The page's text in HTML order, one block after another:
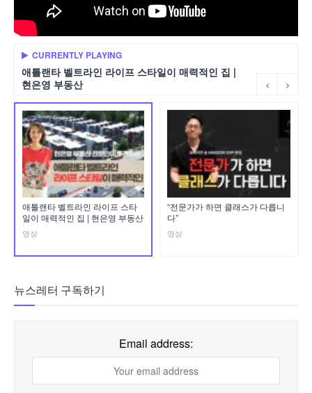
CURRENTLY PLAYING
애틀랜타 벨트라인 라이프 스타일이 매력적인 집 |
현은영 부동산
애틀랜타 벨트라인 라이프 스타
일이 매력적인 집 | 현은영 부동산
영상
“전문가가 하면 클래스가 다릅니
다”
영상
뉴스레터 구독하기
Email address: